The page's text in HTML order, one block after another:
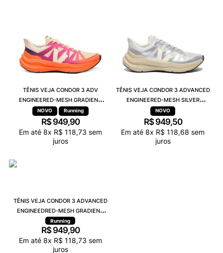
TÊNIS VEJA CONDOR 3 ADV
ENGINEERED-MESH GRADIENT
ORANGE FLUOR CE2821422A
Running
R$ 949,90
Em até 8x R$ 118,73 sem
juros
TÊNIS VEJA CONDOR 3 ADVANCED
ENGINEERED-MESH SILVER
ALMOND CE2820951A
R$ 949,50
Em até 8x R$ 118,68 sem
juros
TÊNIS VEJA CONDOR 3 ADVANCED
ENGINEEDRED-MESH GRADIENT
BLACK CALCAIRE CE2820952A
Running
R$ 949,90
Em até 8x R$ 118,73 sem
juros